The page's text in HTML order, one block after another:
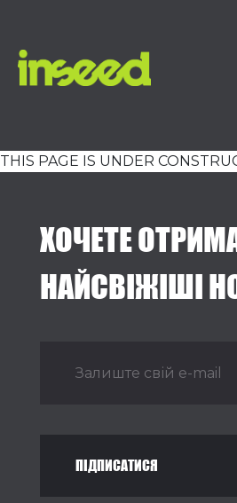
THIS PAGE IS UNDER
ХОЧЕТЕ
НАЙСВІЖІШІ
ПІДПИСАТИСЯ